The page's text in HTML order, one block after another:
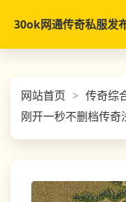
30ok网通传奇私服发
网站首页 传奇综
刚开一秒不删档传